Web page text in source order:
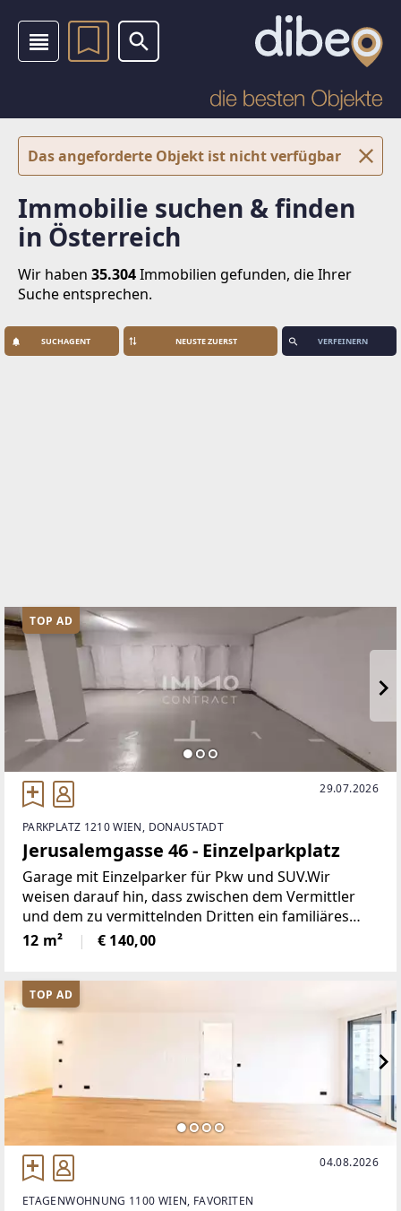
Das angeforderte Objekt ist nicht verfügbar
Immobilie suchen & finden
in Österreich
Wir haben 35.304Immobilien gefunden, die Ihrer
Suche entsprechen.
SUCHAGENT VERFEINERN
TOP AD
29.07.2026
PARKPLATZ 1210 WIEN, DONAUSTADT
Jerusalemgasse 46 - Einzelparkplatz
Garage mit Einzelparker für Pkw und SUV.Wir
weisen darauf hin, dass zwischen dem Vermittler
und dem zu vermittelnden Dritten ein familiäres
oder wirtschaftliches Naheverhältnis besteht.Der
Vermittler ist als Doppelmakler tätig.Finden
12 m² € 140,00
TOP AD
04.08.2026
ETAGENWOHNUNG 1100 WIEN, FAVORITEN